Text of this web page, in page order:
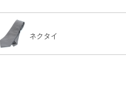
ネクタイ